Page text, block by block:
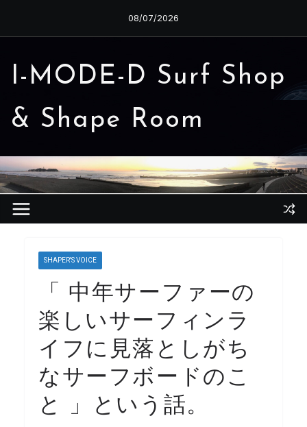
ッ
プ
08/07/2026
I-MODE-D Surf Shop
& Shape Room
SHAPER'S VOICE
「 中年サーファーの
楽しいサーフィンラ
イフに見落としがち
なサーフボードのこ
と 」という話。